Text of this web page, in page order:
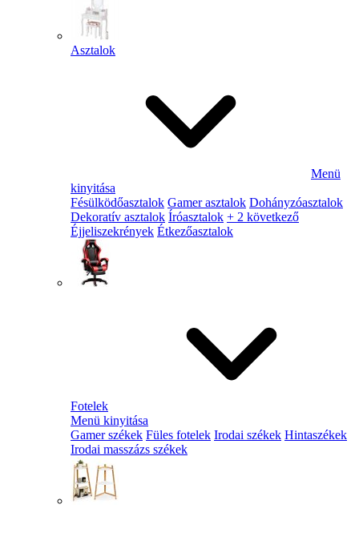
Asztalok
Menü
kinyitása
Fésülködőasztalok Gamer asztalok Dohányzóasztalok
Dekoratív asztalok Íróasztalok + 2 következő
Éjjeliszekrények Étkezőasztalok
Fotelek
Menü kinyitása
Gamer székek Füles fotelek Irodai székek Hintaszékek
Irodai masszázs székek